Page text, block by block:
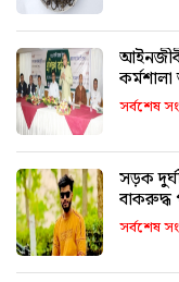
সর্বশেষ
সড়ক
বাকরুদ্ধ
সর্বশেষ